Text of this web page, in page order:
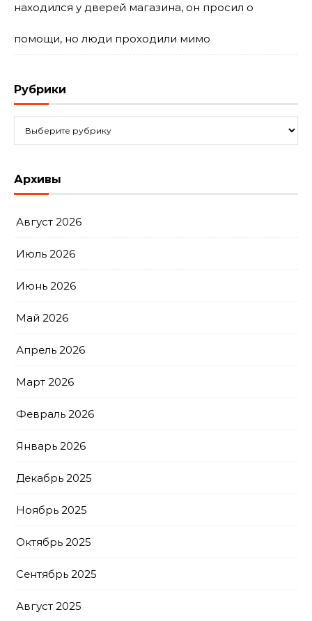
находился у дверей магазина, он просил о
помощи, но люди проходили мимо
Рубрики
Архивы
Август 2026
Июль 2026
Июнь 2026
Май 2026
Апрель 2026
Март 2026
Февраль 2026
Январь 2026
Декабрь 2025
Ноябрь 2025
Октябрь 2025
Сентябрь 2025
Август 2025